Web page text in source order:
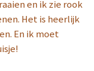
en ik zie rook
Het is heerlijk
En ik moet